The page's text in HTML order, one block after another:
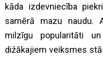
kāda izdevniecība
samērā mazu naudu.
milzīgu popularitāti
dižākajiem veiksmes